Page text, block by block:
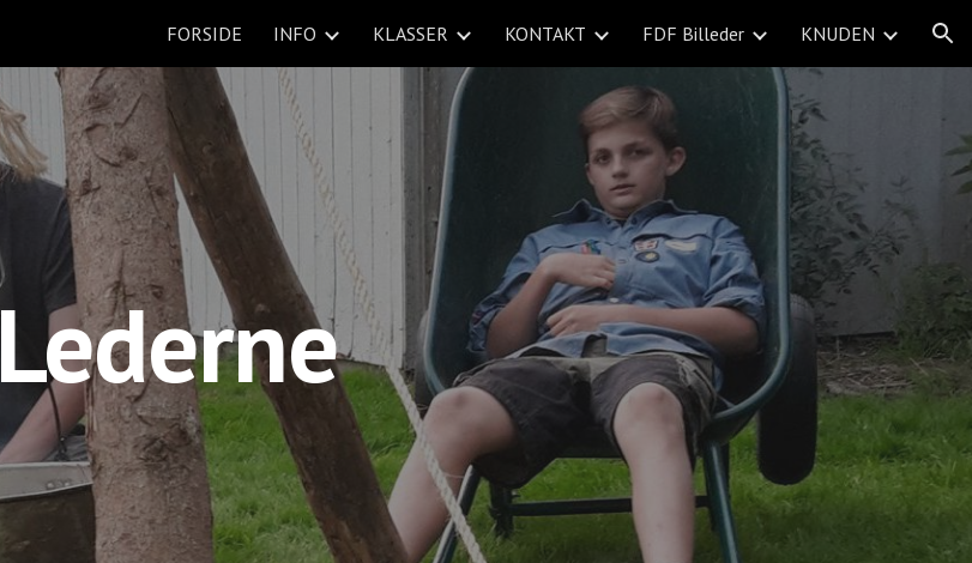
Skip to navigation
FORSIDE INFO KLASSER KONTAKT FDF Billeder KNUDEN
Lederne